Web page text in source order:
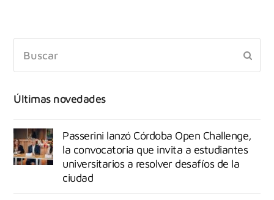
Últimas novedades
Passerini lanzó Córdoba Open Challenge,
la convocatoria que invita a estudiantes
universitarios a resolver desafíos de la
ciudad